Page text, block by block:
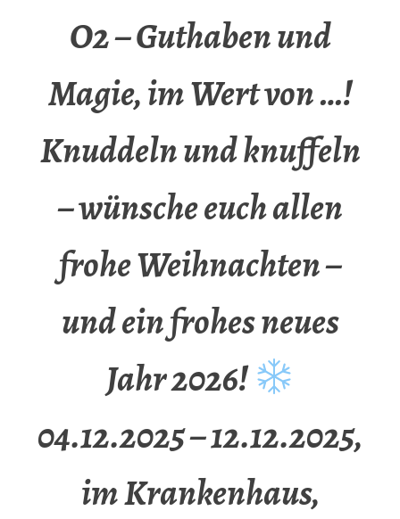
O2 – Guthaben und
Magie, im Wert von …!
Knuddeln und knuffeln
– wünsche euch allen
frohe Weihnachten –
und ein frohes neues
Jahr 2026!
04.12.2025 – 12.12.2025,
im Krankenhaus,